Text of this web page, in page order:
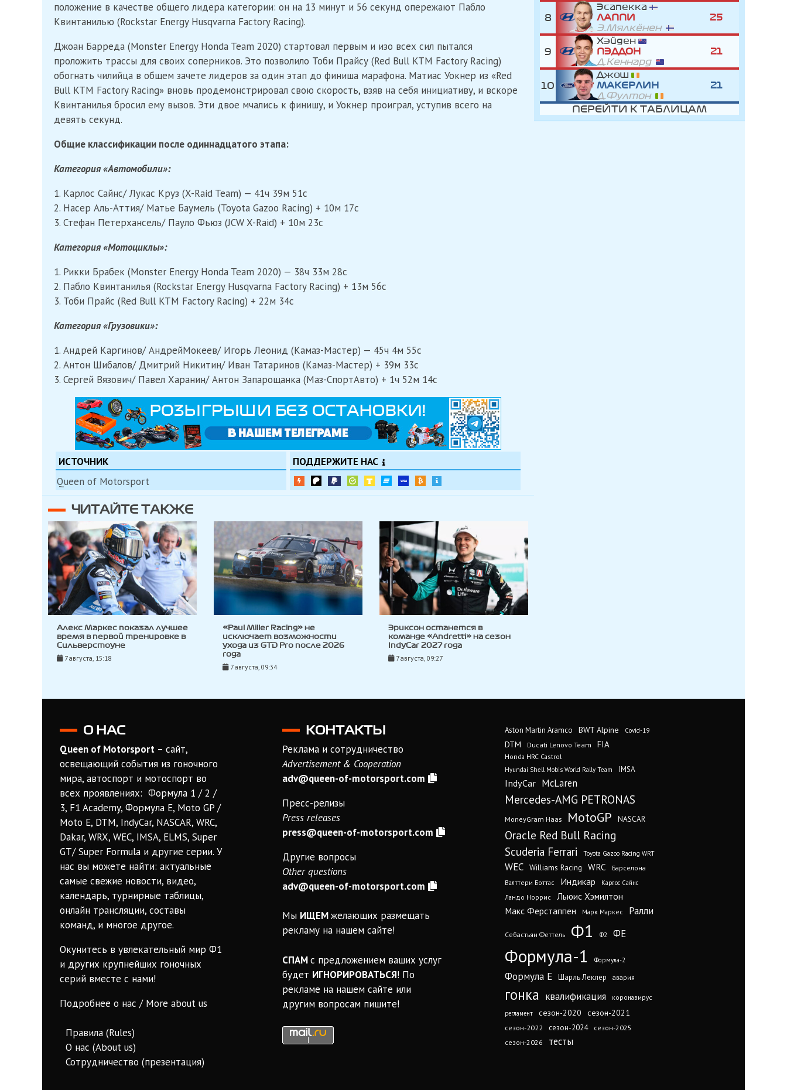
положение в качестве общего лидера категории: он на 13 минут и 56 секунд опережают Пабло
Квинтанилью (Rockstar Energy Husqvarna Factory Racing).
Джоан Барреда (Monster Energy Honda Team 2020) стартовал первым и изо всех сил пытался
проложить трассы для своих соперников. Это позволило Тоби Прайсу (Red Bull KTM Factory Racing)
обогнать чилийца в общем зачете лидеров за один этап до финиша марафона. Матиас Уокнер из «Red
Bull KTM Factory Racing» вновь продемонстрировал свою скорость, взяв на себя инициативу, и вскоре
Квинтанилья бросил ему вызов. Эти двое мчались к финишу, и Уокнер проиграл, уступив всего на
девять секунд.
Общие классификации после одиннадцатого этапа:
Категория «Автомобили»:
1. Карлос Сайнс/ Лукас Круз (X-Raid Team) — 41ч 39м 51с
2. Насер Аль-Аттия/ Матье Баумель (Toyota Gazoo Racing) + 10м 17с
3. Стефан Петерхансель/ Пауло Фьюз (JCW X-Raid) + 10м 23с
Категория «Мотоциклы»:
1. Рикки Брабек (Monster Energy Honda Team 2020) — 38ч 33м 28с
2. Пабло Квинтанилья (Rockstar Energy Husqvarna Factory Racing) + 13м 56с
3. Тоби Прайс (Red Bull KTM Factory Racing) + 22м 34с
Категория «Грузовики»:
1. Андрей Каргинов/ АндрейМокеев/ Игорь Леонид (Камаз-Мастер) — 45ч 4м 55с
2. Антон Шибалов/ Дмитрий Никитин/ Иван Татаринов (Камаз-Мастер) + 39м 33с
3. Сергей Вязович/ Павел Харанин/ Антон Запарощанка (Маз-СпортАвто) + 1ч 52м 14с
ИСТОЧНИК
Queen of Motorsport
ПОДДЕРЖИТЕ НАС
ЧИТАЙТЕ ТАКЖЕ
Алекс Маркес показал лучшее
время в первой тренировке в
Сильверстоуне
7 августа, 15:18
«Paul Miller Racing» не
исключает возможности
ухода из GTD Pro после 2026
года
7 августа, 09:34
Эриксон останется в
команде «Andretti» на сезон
IndyCar 2027 года
7 августа, 09:27
8
Эсапекка
ЛАППИ
Э.Мялкёнен
25
9
Хэйден
ПЭДДОН
Д.Кеннард
21
10
Джош
МАКЕРЛИН
Д.Фултон
21
ПЕРЕЙТИ К ТАБЛИЦАМ
О НАС
Queen of Motorsport – сайт,
освещающий события из гоночного
мира, автоспорт и мотоспорт во
всех проявлениях: Формула 1 / 2 /
3, F1 Academy, Формула Е, Moto GP /
Moto E, DTM, IndyCar, NASCAR, WRC,
Dakar, WRX, WEC, IMSA, ELMS, Super
GT/ Super Formula и другие серии. У
нас вы можете найти: актуальные
самые свежие новости, видео,
календарь, турнирные таблицы,
онлайн трансляции, составы
команд, и многое другое.
Окунитесь в увлекательный мир Ф1
и других крупнейших гоночных
серий вместе с нами!
Подробнее о нас / More about us
Правила (Rules)
О нас (About us)
Сотрудничество (презентация)
КОНТАКТЫ
Реклама и сотрудничество
Advertisement & Cooperation
adv@queen-of-motorsport.com
Пресс-релизы
Press releases
press@queen-of-motorsport.com
Другие вопросы
Other questions
adv@queen-of-motorsport.com
Мы ИЩЕМжелающих размещать
рекламу на нашем сайте!
СПАМс предложением ваших услуг
будет ИГНОРИРОВАТЬСЯ! По
рекламе на нашем сайте или
другим вопросам пишите!
Aston Martin Aramco BWT Alpine Covid-19
DTM Ducati Lenovo Team FIA
Honda HRC Castrol
Hyundai Shell Mobis World Rally Team IMSA
IndyCar McLaren
Mercedes-AMG PETRONAS
MoneyGram Haas MotoGP NASCAR
Oracle Red Bull Racing
Scuderia Ferrari Toyota Gazoo Racing WRT
WEC Williams Racing WRC
Барселона
Валттери Боттас
Индикар Карлос Сайнс
Ландо Норрис
Льюис Хэмилтон
Макс Ферстаппен
Марк Маркес Ралли
Себастьян Феттель Ф1 Ф2 ФЕ
Формула-1 Формула-2
Формула Е Шарль Леклер авария
гонка квалификация коронавирус
регламент сезон-2020 сезон-2021
сезон-2022 сезон-2024
сезон-2025
сезон-2026
тесты